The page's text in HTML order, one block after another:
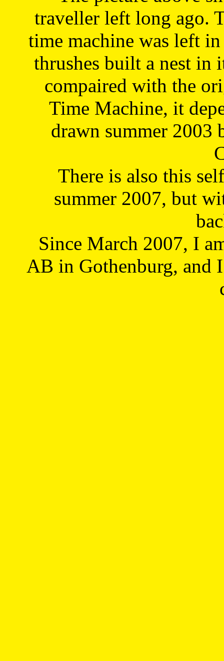
traveller left long ago.
time machine was left
thrushes built a nest in
compaired with the
Time Machine, it
drawn summer 2003
There is also this
summer 2007, but
Since March 2007, I
AB in Gothenburg, and